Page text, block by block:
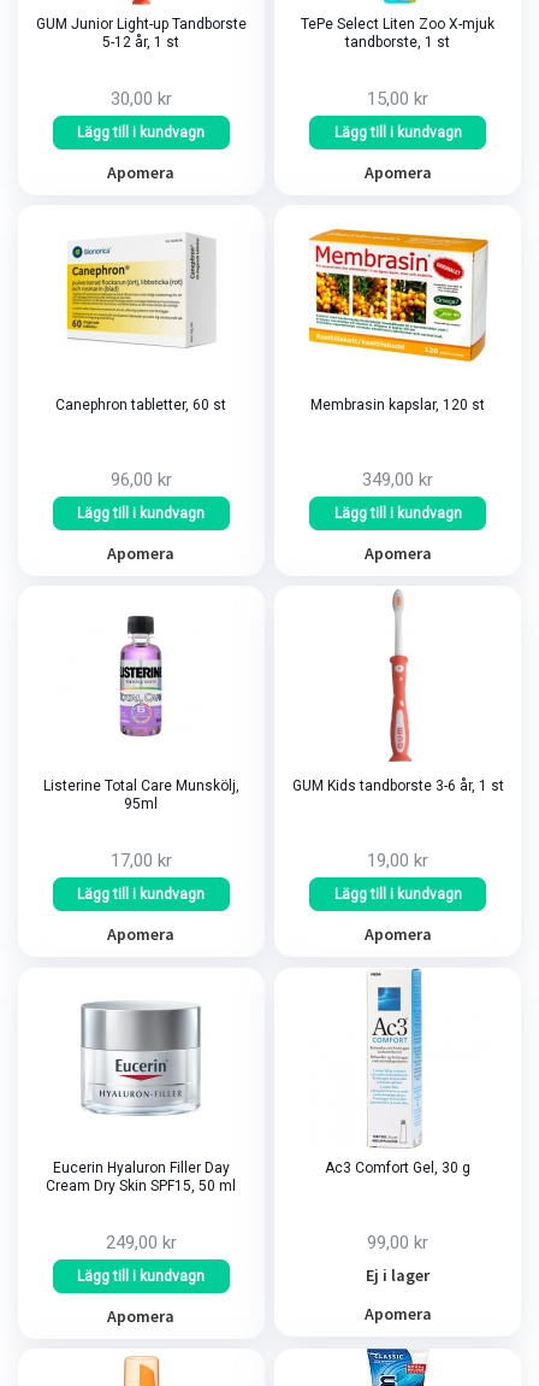
GUM Junior Light-up Tandborste
5-12 år, 1 st
30,00 kr
Lägg till i kundvagn
Apomera
TePe Select Liten Zoo X-mjuk
tandborste, 1 st
15,00 kr
Lägg till i kundvagn
Apomera
Canephron tabletter, 60 st
96,00 kr
Lägg till i kundvagn
Apomera
Membrasin kapslar, 120 st
349,00 kr
Lägg till i kundvagn
Apomera
Listerine Total Care Munskölj,
95ml
17,00 kr
Lägg till i kundvagn
Apomera
GUM Kids tandborste 3-6 år, 1 st
19,00 kr
Lägg till i kundvagn
Apomera
Eucerin Hyaluron Filler Day
Cream Dry Skin SPF15, 50 ml
249,00 kr
Lägg till i kundvagn
Apomera
Ac3 Comfort Gel, 30 g
99,00 kr
Ej i lager
Apomera